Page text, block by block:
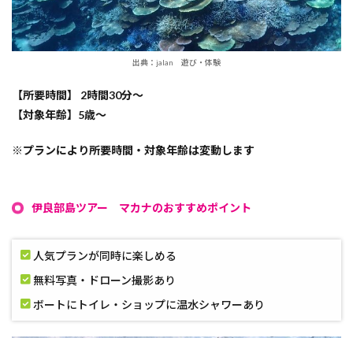
出典：jalan 遊び・体験
【所要時間】 2時間30分〜
【対象年齢】5歳～
※プランにより所要時間・対象年齢は変動します
伊良部島ツアー マカナのおすすめポイント
人気プランが同時に楽しめる
無料写真・ドローン撮影あり
ボートにトイレ・ショップに温水シャワーあり